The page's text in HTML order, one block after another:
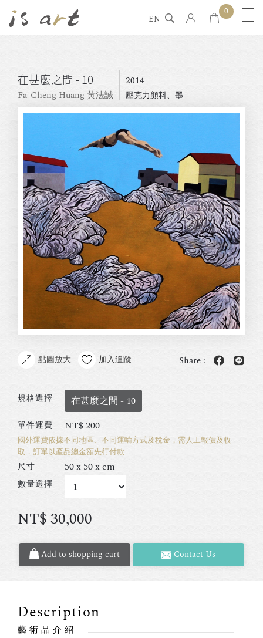
EN
0
在甚麼之間 - 10
Fa-Cheng Huang 黃法誠
2014
壓克力顏料、墨
點圖放大 加入追蹤 Share :
規格選擇 在甚麼之間 - 10
單件運費 NT$200
國外運費依據不同地區、不同運輸方式及稅金，需人工報價及收
取，訂單以產品總金額先行付款
尺寸 50 x 50 x cm
數量選擇
NT$30,000
Add to shopping cart Contact Us
Description
藝術品介紹